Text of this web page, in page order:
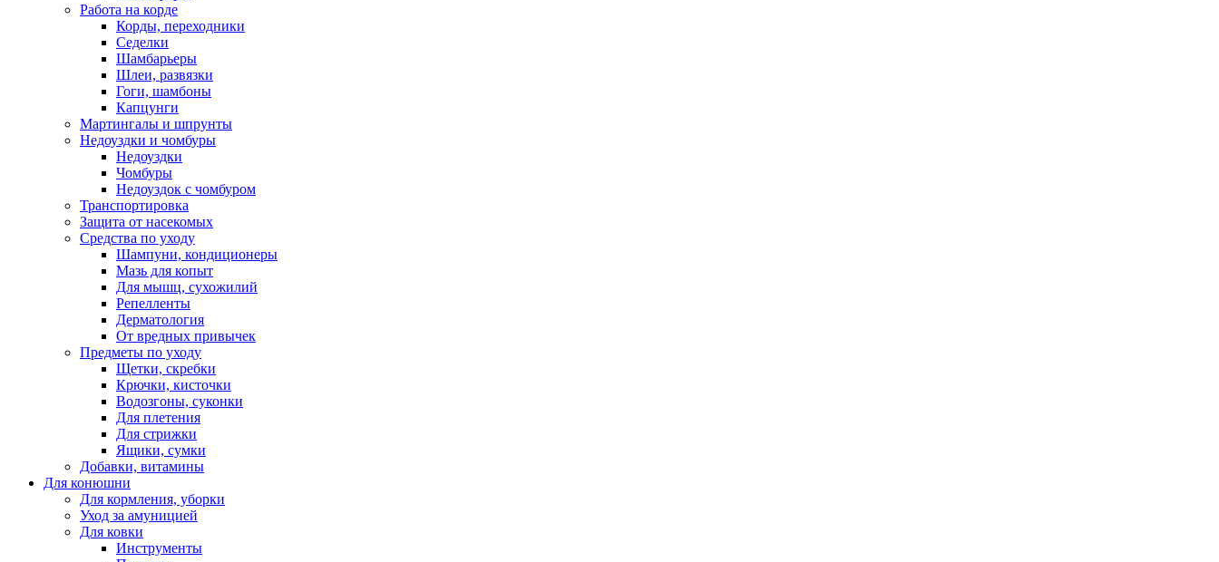
Работа на корде
Корды, переходники
Седелки
Шамбарьеры
Шлеи, развязки
Гоги, шамбоны
Капцунги
Мартингалы и шпрунты
Недоуздки и чомбуры
Недоуздки
Чомбуры
Недоуздок с чомбуром
Транспортировка
Защита от насекомых
Средства по уходу
Шампуни, кондиционеры
Мазь для копыт
Для мышц, сухожилий
Репелленты
Дерматология
От вредных привычек
Предметы по уходу
Щетки, скребки
Крючки, кисточки
Водозгоны, суконки
Для плетения
Для стрижки
Ящики, сумки
Добавки, витамины
Для конюшни
Для кормления, уборки
Уход за амуницией
Для ковки
Инструменты